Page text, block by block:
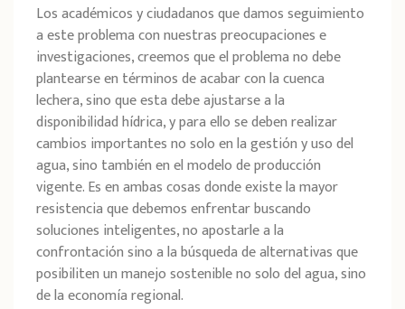
Los académicos y ciudadanos que damos seguimiento
a este problema con nuestras preocupaciones e
investigaciones, creemos que el problema no debe
plantearse en términos de acabar con la cuenca
lechera, sino que esta debe ajustarse a la
disponibilidad hídrica, y para ello se deben realizar
cambios importantes no solo en la gestión y uso del
agua, sino también en el modelo de producción
vigente. Es en ambas cosas donde existe la mayor
resistencia que debemos enfrentar buscando
soluciones inteligentes, no apostarle a la
confrontación sino a la búsqueda de alternativas que
posibiliten un manejo sostenible no solo del agua, sino
de la economía regional.